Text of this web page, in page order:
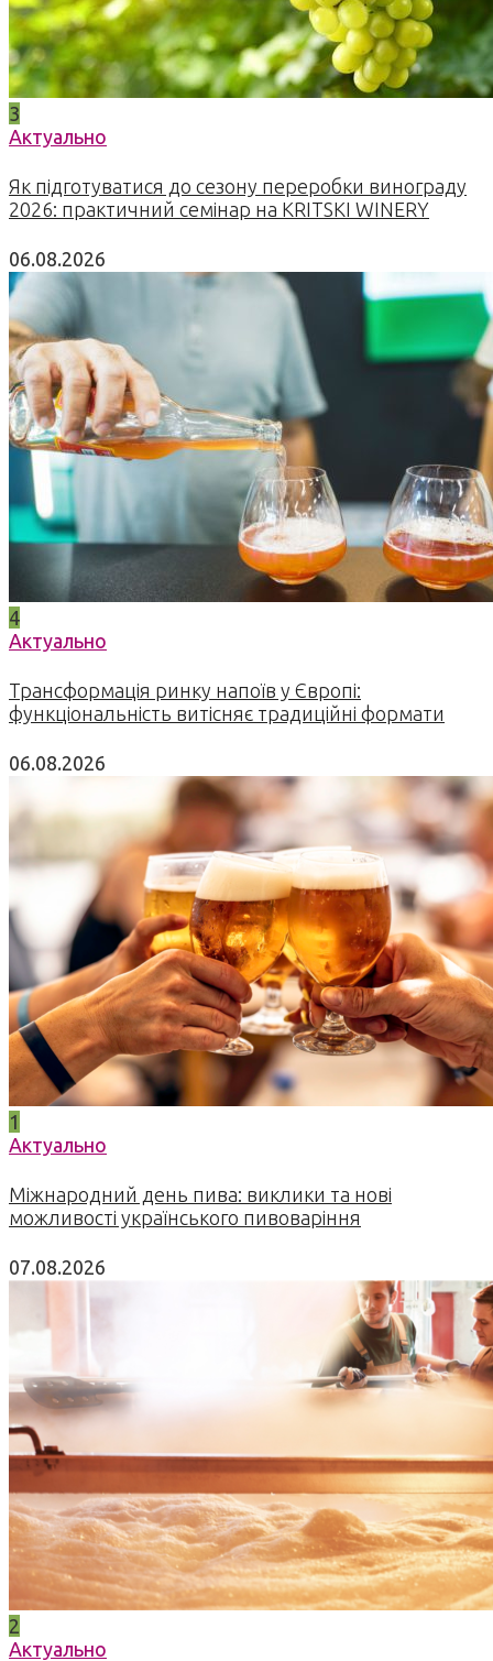
3
Актуально
Як підготуватися до сезону переробки винограду
2026: практичний семінар на KRITSKI WINERY
06.08.2026
4
Актуально
Трансформація ринку напоїв у Європі:
функціональність витісняє традиційні формати
06.08.2026
1
Актуально
Міжнародний день пива: виклики та нові
можливості українського пивоваріння
07.08.2026
2
Актуально